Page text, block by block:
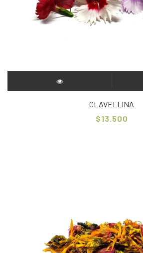
CLAVELLINA
$13.500